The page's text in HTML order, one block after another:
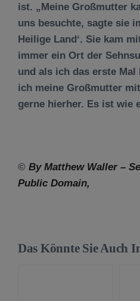
ist. „Meine Großmutter
uns besuchte, sagte sie
Heilige Land‘. Sie kam
immer ein Ort der
und als ich das erste
ich meine Großmutter
gerne hierher. Es ist wie
© By Matthew Waller –
Public Domain,
Das Könnte Sie Auch